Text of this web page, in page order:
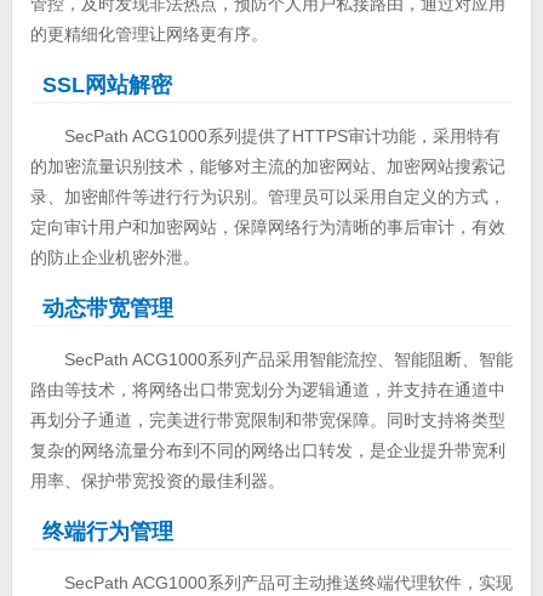
的更精细化管理让网络更有序。
SSL网站解密
SecPath ACG1000系列提供了HTTPS审计功能，采用特有
的加密流量识别技术，能够对主流的加密网站、加密网站搜索记
录、加密邮件等进行行为识别。管理员可以采用自定义的方式，
定向审计用户和加密网站，保障网络行为清晰的事后审计，有效
的防止企业机密外泄。
动态带宽管理
SecPath ACG1000系列产品采用智能流控、智能阻断、智能
路由等技术，将网络出口带宽划分为逻辑通道，并支持在通道中
再划分子通道，完美进行带宽限制和带宽保障。同时支持将类型
复杂的网络流量分布到不同的网络出口转发，是企业提升带宽利
用率、保护带宽投资的最佳利器。
终端行为管理
SecPath ACG1000系列产品可主动推送终端代理软件，实现